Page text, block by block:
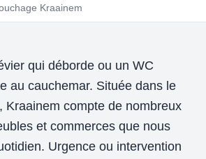
Kraainem
qui déborde ou un WC
au cauchemar. Située dans le
Kraainem compte de nombreux
et commerces que nous
Urgence ou intervention